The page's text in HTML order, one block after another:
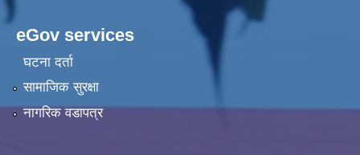
eGov services
घटना दर्ता
सामाजिक सुरक्षा
नागरिक वडापत्र